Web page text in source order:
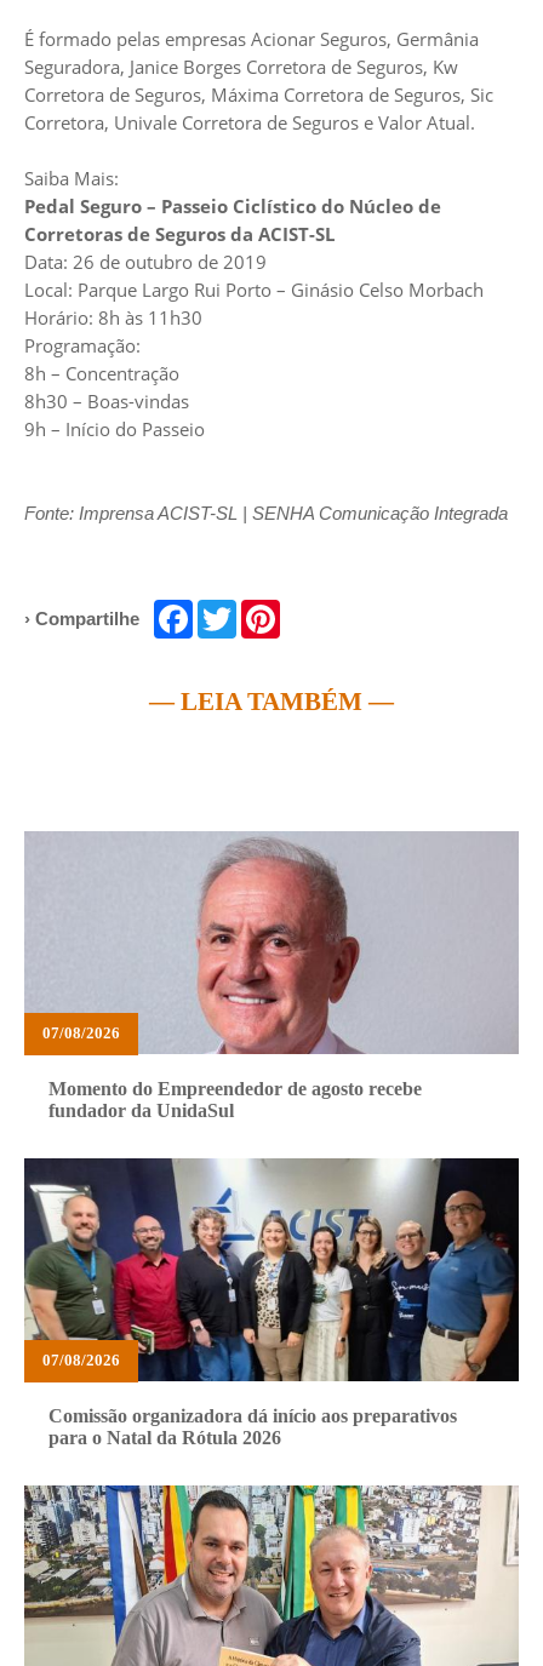
É formado pelas empresas Acionar Seguros, Germânia
Seguradora, Janice Borges Corretora de Seguros, Kw
Corretora de Seguros, Máxima Corretora de Seguros, Sic
Corretora, Univale Corretora de Seguros e Valor Atual.
Saiba Mais:
Pedal Seguro – Passeio Ciclístico do Núcleo de
Corretoras de Seguros da ACIST-SL
Data: 26 de outubro de 2019
Local: Parque Largo Rui Porto – Ginásio Celso Morbach
Horário: 8h às 11h30
Programação:
8h – Concentração
8h30 – Boas-vindas
9h – Início do Passeio
Fonte: Imprensa ACIST-SL | SENHA Comunicação Integrada
› Compartilhe Facebook
Twitter
— LEIA TAMBÉM —
07/08/2026
Momento do Empreendedor de agosto recebe
fundador da UnidaSul
07/08/2026
Comissão organizadora dá início aos preparativos
para o Natal da Rótula 2026